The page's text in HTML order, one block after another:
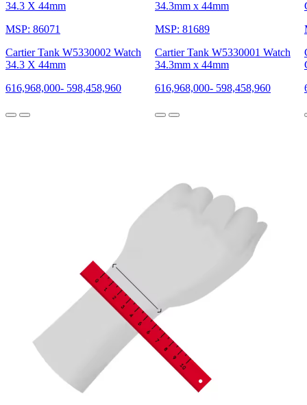
MSP: 86071
Cartier Tank W5330002 Watch
34.3 X 44mm
616,968,000- 598,458,960
MSP: 81689
Cartier Tank W5330001 Watch
34.3mm x 44mm
616,968,000- 598,458,960